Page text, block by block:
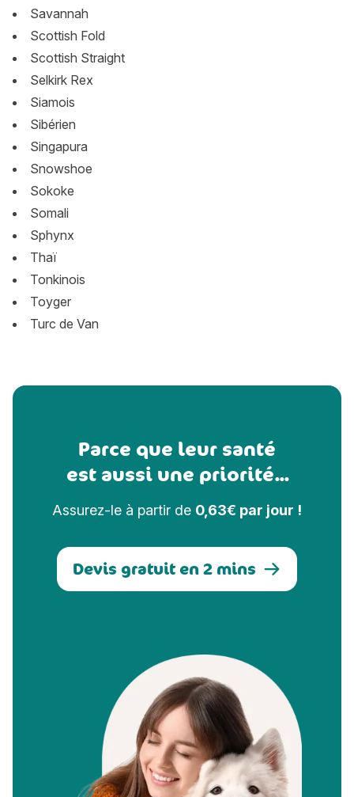
Savannah
Scottish Fold
Scottish Straight
Selkirk Rex
Siamois
Sibérien
Singapura
Snowshoe
Sokoke
Somali
Sphynx
Thaï
Tonkinois
Toyger
Turc de Van
Parce que leur santé
est aussi une priorité...
Assurez-le à partir de 0,63€ par jour !
Devis gratuit en 2 mins